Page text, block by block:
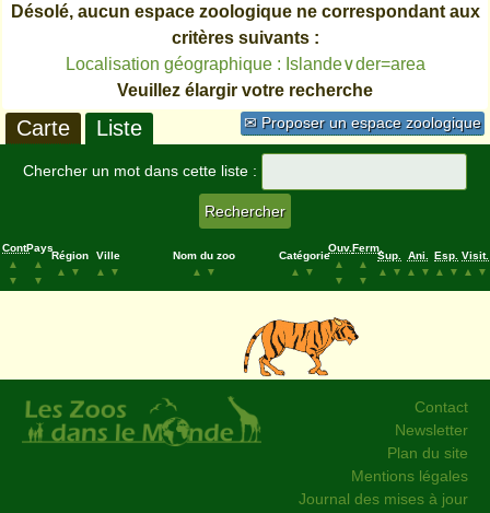
Désolé, aucun espace zoologique ne correspondant aux
critères suivants :
Localisation géographique : Islande∨der=area
Veuillez élargir votre recherche
✉ Proposer un espace zoologique
Carte Liste
Chercher un mot dans cette liste :
Cont.
▲
▼
Pays
▲
▼
Région
▲
▼
Ville
▲
▼
Nom du zoo
▲
▼
Catégorie
▲
▼
Ouv.
▲
▼
Ferm.
▲
▼
Sup.
▲
▼
Ani.
▲
▼
Esp.
▲
▼
Visit.
▲
▼
Contact
Newsletter
Plan du site
Mentions légales
Journal des mises à jour